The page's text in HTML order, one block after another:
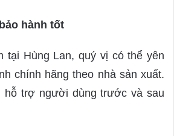
hành tốt
tại Hùng Lan, quý vị có thể yên
chính hãng theo nhà sản xuất.
hỗ trợ người dùng trước và sau